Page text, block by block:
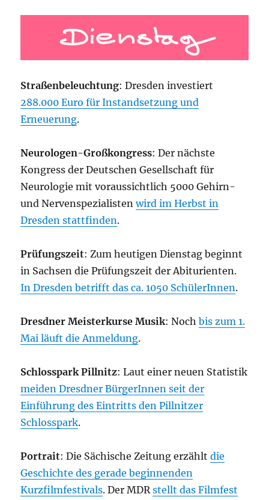
Straßenbeleuchtung: Dresden investiert
288.000 Euro für Instandsetzung und
Erneuerung.
Neurologen-Großkongress: Der nächste
Kongress der Deutschen Gesellschaft für
Neurologie mit voraussichtlich 5000 Gehirn-
und Nervenspezialistenwird im Herbst in
Dresden stattfinden.
Prüfungszeit: Zum heutigen Dienstag beginnt
in Sachsen die Prüfungszeit der Abiturienten.
In Dresden betrifft das ca. 1050 SchülerInnen.
Dresdner Meisterkurse Musik: Nochbis zum 1.
Mai läuft die Anmeldung.
Schlosspark Pillnitz: Laut einer neuen Statistik
meiden Dresdner BürgerInnen seit der
Einführung des Eintritts den Pillnitzer
Schlosspark.
Portrait: Die Sächische Zeitung erzähltdie
Geschichte des gerade beginnenden
Kurzfilmfestivals. Der MDRstellt das Filmfest